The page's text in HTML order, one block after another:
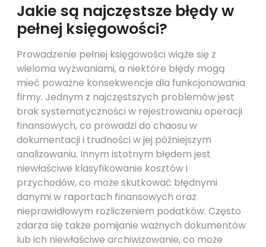
Jakie są najczęstsze błędy w
pełnej księgowości?
Prowadzenie pełnej księgowości wiąże się z
wieloma wyzwaniami, a niektóre błędy mogą
mieć poważne konsekwencje dla funkcjonowania
firmy. Jednym z najczęstszych problemów jest
brak systematyczności w rejestrowaniu operacji
finansowych, co prowadzi do chaosu w
dokumentacji i trudności w jej późniejszym
analizowaniu. Innym istotnym błędem jest
niewłaściwe klasyfikowanie kosztów i
przychodów, co może skutkować błędnymi
danymi w raportach finansowych oraz
nieprawidłowym rozliczeniem podatków. Często
zdarza się także pomijanie ważnych dokumentów
lub ich niewłaściwe archiwizowanie, co może